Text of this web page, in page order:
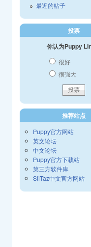
最近的帖子
投票
你认为Puppy
很好
很强大
推荐站点
Puppy官方网站
英文论坛
中文论坛
Puppy官方下载站
第三方软件库
SliTaz中文官方网站